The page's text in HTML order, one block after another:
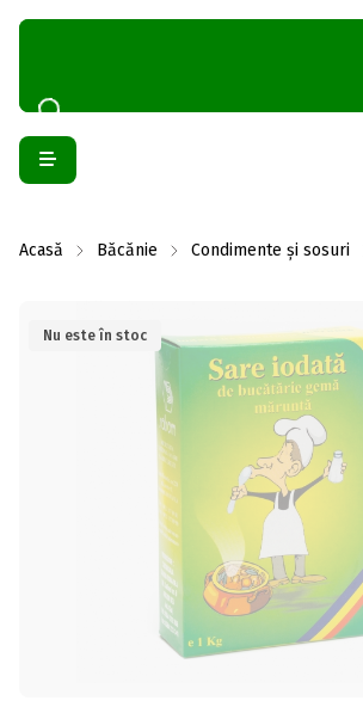
Acasă Băcănie Condimente și sosuri
Nu este în stoc